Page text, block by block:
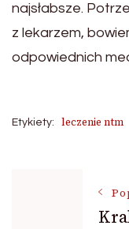
najsłabsze.
z lekarzem,
odpowiednich
Etykiety: leczenie ntm